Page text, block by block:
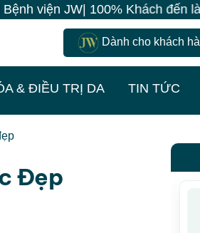
JW| 100% Khách đến là có
Dành cho khách
& ĐIỀU TRỊ DA TIN TỨC
Đẹp